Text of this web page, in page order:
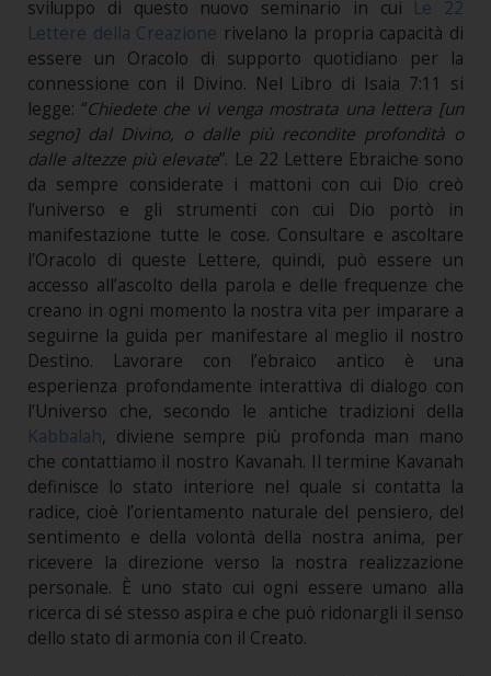
sviluppo di questo nuovo seminario in cui Le 22
Lettere della Creazione rivelano la propria capacità di
essere un Oracolo di supporto quotidiano per la
connessione con il Divino. Nel Libro di Isaia 7:11 si
legge: “Chiedete che vi venga mostrata una lettera [un
segno] dal Divino, o dalle più recondite profondità o
dalle altezze più elevate”. Le 22 Lettere Ebraiche sono
da sempre considerate i mattoni con cui Dio creò
l’universo e gli strumenti con cui Dio portò in
manifestazione tutte le cose. Consultare e ascoltare
l’Oracolo di queste Lettere, quindi, può essere un
accesso all’ascolto della parola e delle frequenze che
creano in ogni momento la nostra vita per imparare a
seguirne la guida per manifestare al meglio il nostro
Destino. Lavorare con l’ebraico antico è una
esperienza profondamente interattiva di dialogo con
l’Universo che, secondo le antiche tradizioni della
Kabbalah, diviene sempre più profonda man mano
che contattiamo il nostro Kavanah. Il termine Kavanah
definisce lo stato interiore nel quale si contatta la
radice, cioè l’orientamento naturale del pensiero, del
sentimento e della volontà della nostra anima, per
ricevere la direzione verso la nostra realizzazione
personale. È uno stato cui ogni essere umano alla
ricerca di sé stesso aspira e che può ridonargli il senso
dello stato di armonia con il Creato.